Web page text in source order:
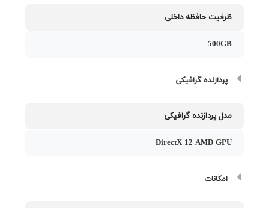
ظرفیت حافظه داخلی
500GB
پردازنده گرافیکی
مدل پردازنده گرافیکی
DirectX 12 AMD GPU
امکانات